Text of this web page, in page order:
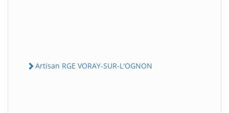
Artisan RGE VORAY-SUR-L'OGNON